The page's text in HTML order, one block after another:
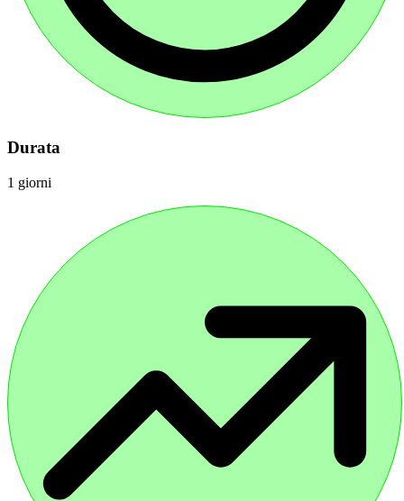
Durata
1 giorni